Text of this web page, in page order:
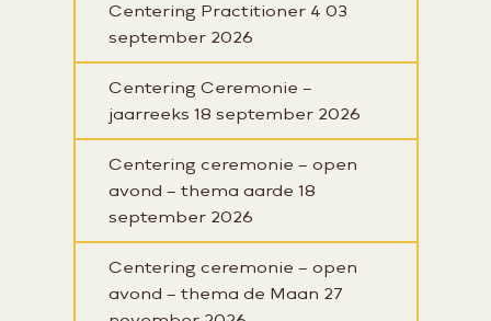
Centering Practitioner 4 03
september 2026
Centering Ceremonie –
jaarreeks 18 september 2026
Centering ceremonie – open
avond – thema aarde 18
september 2026
Centering ceremonie – open
avond – thema de Maan 27